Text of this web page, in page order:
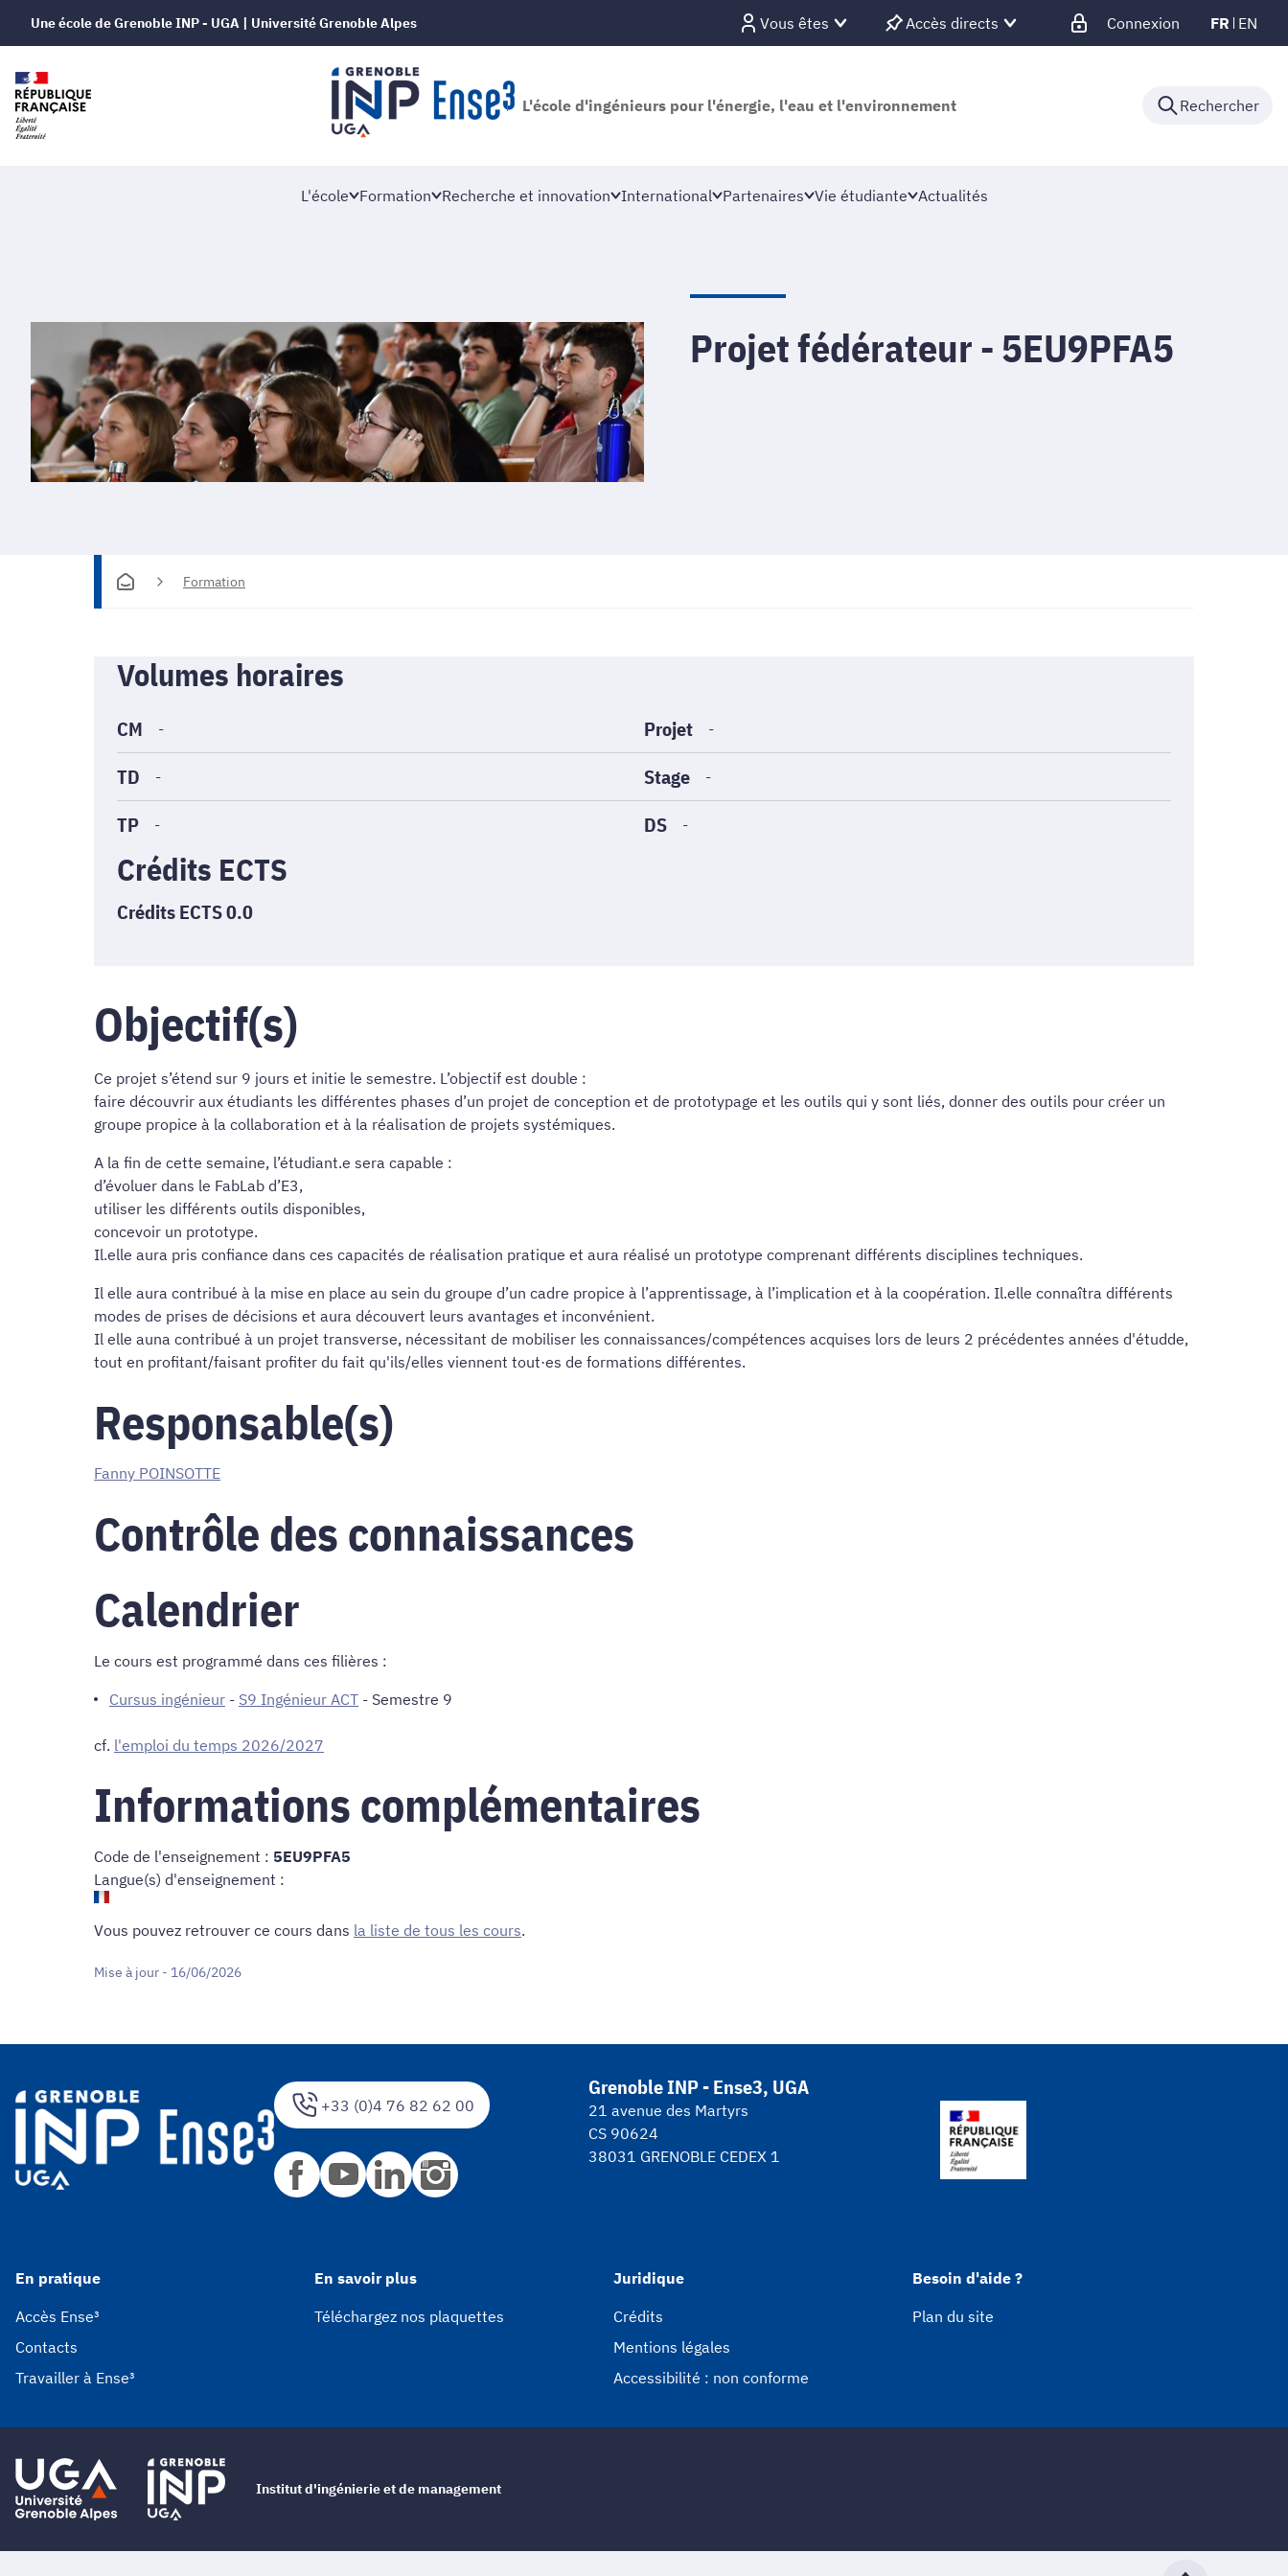
Une école de Grenoble INP - UGA | Université Grenoble Alpes Vous êtes Accès directs Connexion FR EN
L'école d'ingénieurs pour l'énergie, l'eau et l'environnement Rechercher
L'école Formation Recherche et innovation International Partenaires Vie étudiante Actualités
Projet fédérateur - 5EU9PFA5
Formation
Informations
générales
Volumes horaires
CM - Projet -
TD - Stage -
TP - DS -
Crédits ECTS
Crédits ECTS 0.0
Objectif(s)
Ce projet s’étend sur 9 jours et initie le semestre. L’objectif est double :
faire découvrir aux étudiants les différentes phases d’un projet de conception et de prototypage et les outils qui y sont liés, donner des outils pour créer un
groupe propice à la collaboration et à la réalisation de projets systémiques.
A la fin de cette semaine, l’étudiant.e sera capable :
d’évoluer dans le FabLab d’E3,
utiliser les différents outils disponibles,
concevoir un prototype.
Il.elle aura pris confiance dans ces capacités de réalisation pratique et aura réalisé un prototype comprenant différents disciplines techniques.
Il elle aura contribué à la mise en place au sein du groupe d’un cadre propice à l’apprentissage, à l’implication et à la coopération. Il.elle connaîtra différents
modes de prises de décisions et aura découvert leurs avantages et inconvénient.
Il elle auna contribué à un projet transverse, nécessitant de mobiliser les connaissances/compétences acquises lors de leurs 2 précédentes années d'étudde,
tout en profitant/faisant profiter du fait qu'ils/elles viennent tout·es de formations différentes.
Responsable(s)
Fanny POINSOTTE
Contrôle des connaissances
Calendrier
Le cours est programmé dans ces filières :
Cursus ingénieur - S9 Ingénieur ACT - Semestre 9
cf. l'emploi du temps 2026/2027
Informations complémentaires
Code de l'enseignement : 5EU9PFA5
Langue(s) d'enseignement :
Vous pouvez retrouver ce cours dans la liste de tous les cours.
Mise à jour - 16/06/2026
+33 (0)4 76 82 62 00
Grenoble INP - Ense3, UGA
21 avenue des Martyrs
CS 90624
38031 GRENOBLE CEDEX 1
En pratique
Accès Ense³
Contacts
Travailler à Ense³
En savoir plus
Téléchargez nos plaquettes
Juridique
Crédits
Mentions légales
Accessibilité : non conforme
Besoin d'aide ?
Plan du site
Institut d'ingénierie et de management